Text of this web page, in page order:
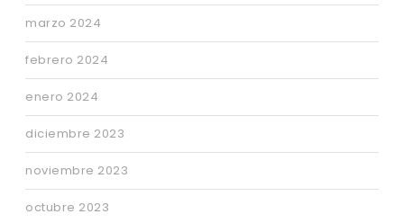
marzo 2024
febrero 2024
enero 2024
diciembre 2023
noviembre 2023
octubre 2023